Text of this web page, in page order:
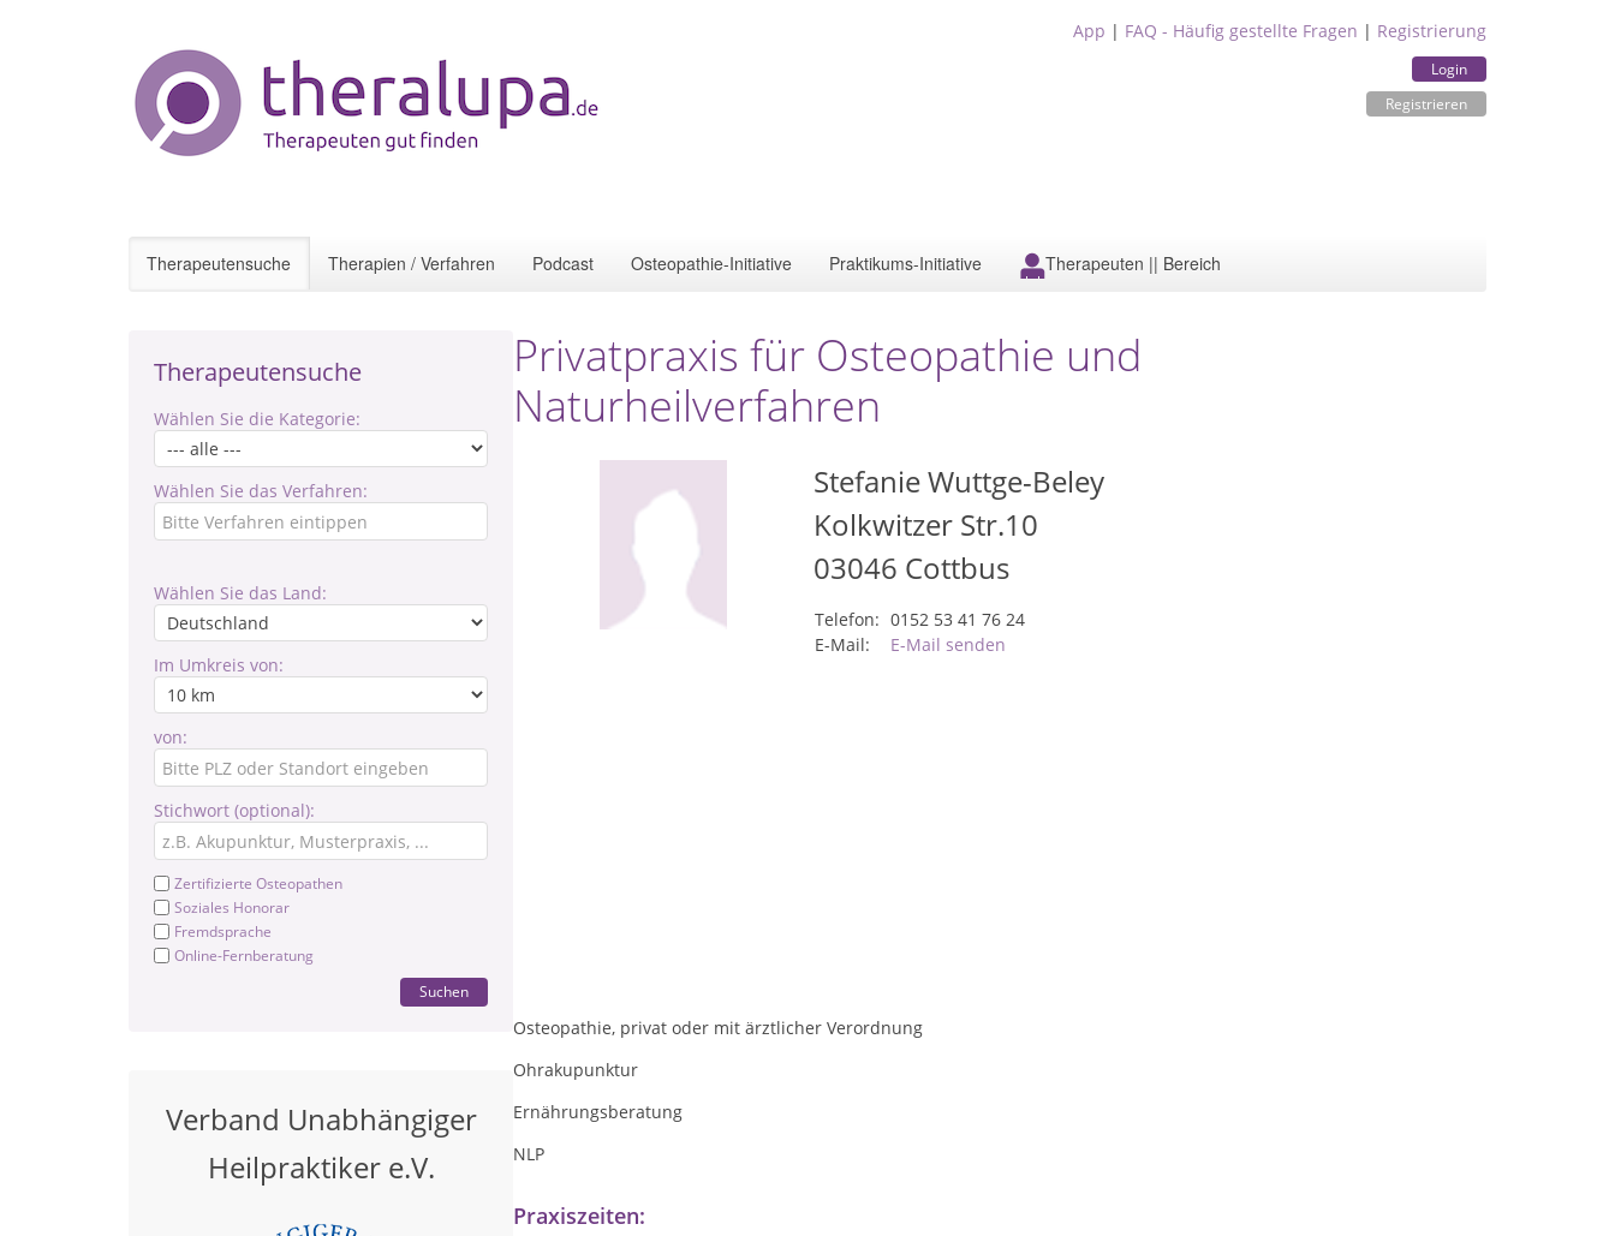
App | FAQ - Häufig gestellte Fragen | Registrierung
Login
Registrieren
Therapeutensuche Therapien / Verfahren Podcast Osteopathie-Initiative Praktikums-Initiative Therapeuten || Bereich
Therapeutensuche
Wählen Sie die Kategorie:
Wählen Sie das Verfahren:
Wählen Sie das Land:
Im Umkreis von:
von:
Stichwort (optional):
Zertifizierte Osteopathen
Soziales Honorar
Fremdsprache
Online-Fernberatung
Suchen
Verband Unabhängiger
Heilpraktiker e.V.
Privatpraxis für Osteopathie und
Naturheilverfahren
Stefanie Wuttge-Beley
Kolkwitzer Str.10
03046 Cottbus
Telefon: 0152 53 41 76 24
E-Mail:
E-Mail senden
Osteopathie, privat oder mit ärztlicher Verordnung
Ohrakupunktur
Ernährungsberatung
NLP
Praxiszeiten: